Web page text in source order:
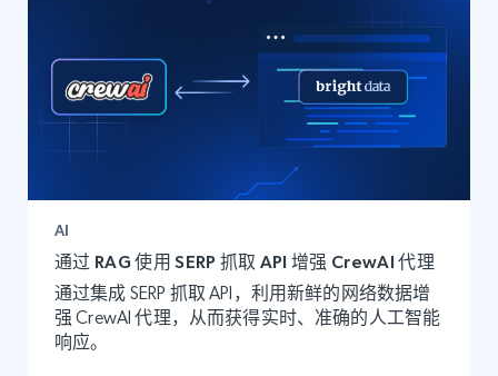
AI
通过 RAG 使用 SERP 抓取 API 增强 CrewAI 代理
通过集成 SERP 抓取 API，利用新鲜的网络数据增
强 CrewAI 代理，从而获得实时、准确的人工智能
响应。